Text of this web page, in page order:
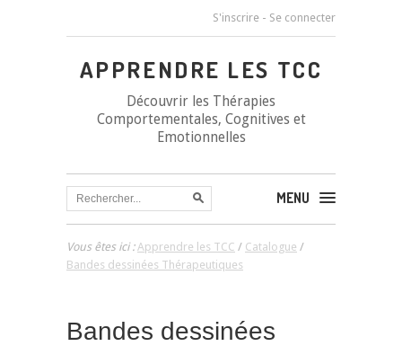
S'inscrire - Se connecter
APPRENDRE LES TCC
Découvrir les Thérapies
Comportementales, Cognitives et
Emotionnelles
MENU
Vous êtes ici :Apprendre les TCC / Catalogue /
Bandes dessinées Thérapeutiques
Bandes dessinées